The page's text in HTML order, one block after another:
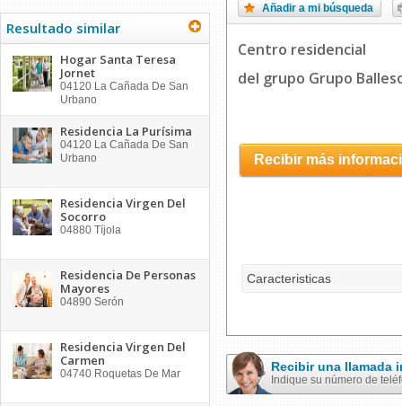
Resultado similar
Hogar Santa Teresa
Jornet
04120 La Cañada De San
Urbano
Residencia La Purísima
04120 La Cañada De San
Urbano
Residencia Virgen Del
Socorro
04880 Tíjola
Residencia De Personas
Mayores
04890 Serón
Residencia Virgen Del
Carmen
04740 Roquetas De Mar
Añadir a mi búsqueda
Centro residencial
del grupo Grupo
Recibir más
Caracteristicas
Recibir una llamada
Indique su número de